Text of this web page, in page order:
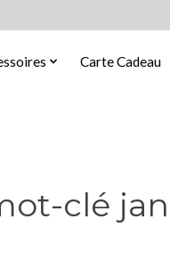
Carte Cadeau
clé